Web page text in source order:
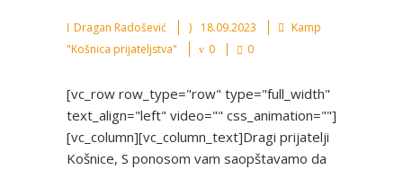
Dragan Radošević 18.09.2023
Kamp
"Košnica prijateljstva"
0 0
[vc_row row_type="row" type="full_width"
text_align="left" video="" css_animation=""]
[vc_column][vc_column_text]Dragi prijatelji
Košnice, S ponosom vam saopštavamo da